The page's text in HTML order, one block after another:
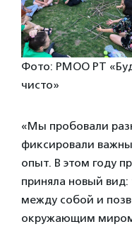
Фото: РМОО РТ
чисто»
«Мы пробовали
фиксировали
опыт. В этом году
приняла новый
между собой и
окружающим